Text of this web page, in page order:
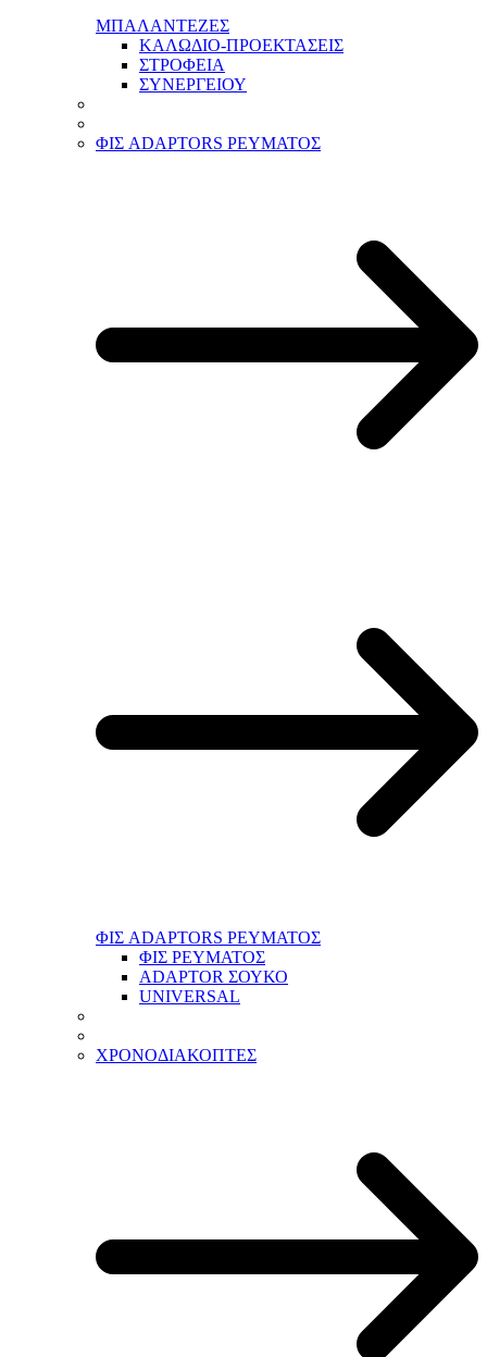
ΜΠΑΛΑΝΤΕΖΕΣ
ΚΑΛΩΔΙΟ-ΠΡΟΕΚΤΑΣΕΙΣ
ΣΤΡΟΦΕΙΑ
ΣΥΝΕΡΓΕΙΟΥ
ΦΙΣ ADAPTORS ΡΕΥΜΑΤΟΣ
ΦΙΣ ADAPTORS ΡΕΥΜΑΤΟΣ
ΦΙΣ ΡΕΥΜΑΤΟΣ
ADAPTOR ΣΟΥΚΟ
UNIVERSAL
ΧΡΟΝΟΔΙΑΚΟΠΤΕΣ